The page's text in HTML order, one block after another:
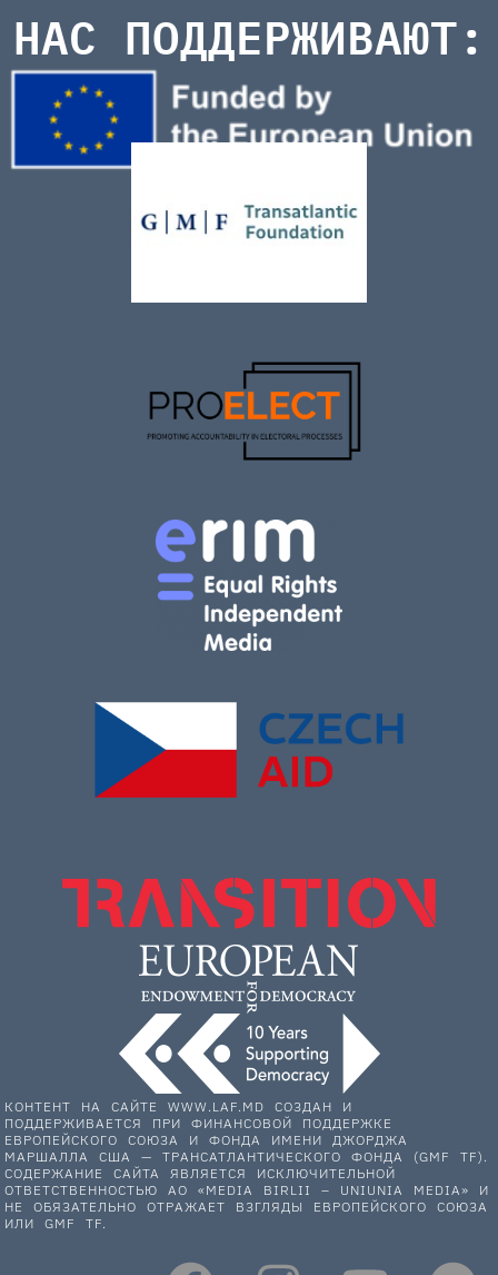
НАС ПОДДЕРЖИВАЮТ:
КОНТЕНТ НА САЙТЕ WWW.LAF.MD СОЗДАН И
ПОДДЕРЖИВАЕТСЯ ПРИ ФИНАНСОВОЙ ПОДДЕРЖКЕ
ЕВРОПЕЙСКОГО СОЮЗА И ФОНДА ИМЕНИ ДЖОРДЖА
МАРШАЛЛА США — ТРАНСАТЛАНТИЧЕСКОГО ФОНДА (GMF TF).
СОДЕРЖАНИЕ САЙТА ЯВЛЯЕТСЯ ИСКЛЮЧИТЕЛЬНОЙ
ОТВЕТСТВЕННОСТЬЮ АО «MEDIA BIRLII – UNIUNIA MEDIA» И
НЕ ОБЯЗАТЕЛЬНО ОТРАЖАЕТ ВЗГЛЯДЫ ЕВРОПЕЙСКОГО СОЮЗА
ИЛИ GMF TF.